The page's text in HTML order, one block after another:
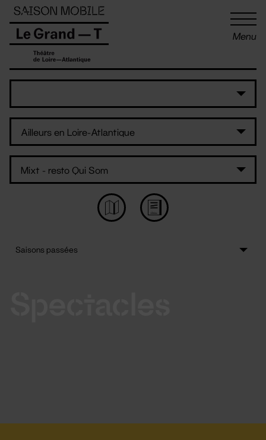
Menu
Panneau de gestion des cookies